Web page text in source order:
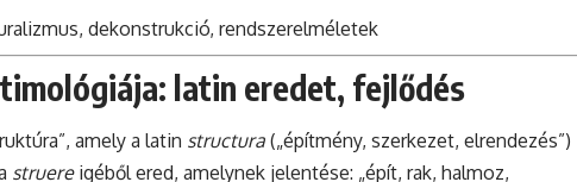
dekonstrukció, rendszerelméletek
latin eredet, fejlődés
amely a latin structura („építmény, szerkezet, elrendezés”)
struereigéből ered, amelynek jelentése: „épít, rak, halmoz,